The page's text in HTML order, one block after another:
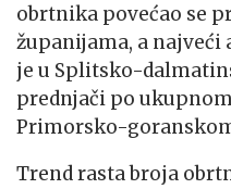
obrtnika povećao se
županijama, a
je u Splitsko-
prednjači po
Primorsko-
Trend rasta broja